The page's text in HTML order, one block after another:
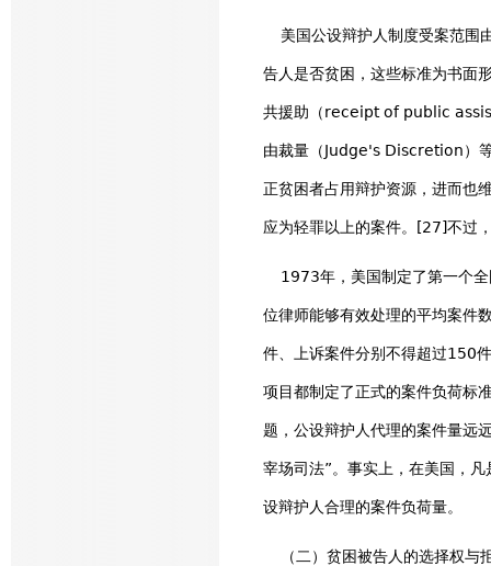
美国公设辩护人制度受案范围
告人是否贫困，这些标准为书面
共援助（receipt of public
由裁量（Judge's Discretion）
正贫困者占用辩护资源，进而也
应为轻罪以上的案件。[27]不过
1973年，美国制定了第一个
位律师能够有效处理的平均案件
件、上诉案件分别不得超过150
项目都制定了正式的案件负荷标
题，公设辩护人代理的案件量远
宰场司法”。事实上，在美国，
设辩护人合理的案件负荷量。
（二）贫困被告人的选择权与